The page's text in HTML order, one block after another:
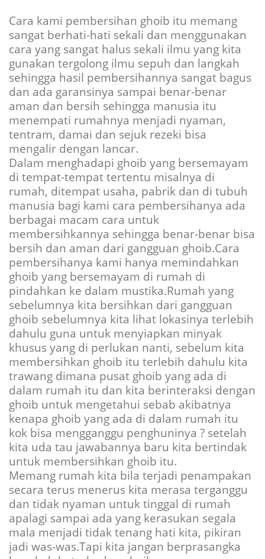
Cara kami pembersihan ghoib itu memang
sangat berhati-hati sekali dan menggunakan
cara yang sangat halus sekali ilmu yang kita
gunakan tergolong ilmu sepuh dan langkah
sehingga hasil pembersihannya sangat bagus
dan ada garansinya sampai benar-benar
aman dan bersih sehingga manusia itu
menempati rumahnya menjadi nyaman,
tentram, damai dan sejuk rezeki bisa
mengalir dengan lancar.
Dalam menghadapi ghoib yang bersemayam
di tempat-tempat tertentu misalnya di
rumah, ditempat usaha, pabrik dan di tubuh
manusia bagi kami cara pembersihanya ada
berbagai macam cara untuk
membersihkannya sehingga benar-benar bisa
bersih dan aman dari gangguan ghoib.Cara
pembersihanya kami hanya memindahkan
ghoib yang bersemayam di rumah di
pindahkan ke dalam mustika.Rumah yang
sebelumnya kita bersihkan dari gangguan
ghoib sebelumnya kita lihat lokasinya terlebih
dahulu guna untuk menyiapkan minyak
khusus yang di perlukan nanti, sebelum kita
membersihkan ghoib itu terlebih dahulu kita
trawang dimana pusat ghoib yang ada di
dalam rumah itu dan kita berinteraksi dengan
ghoib untuk mengetahui sebab akibatnya
kenapa ghoib yang ada di dalam rumah itu
kok bisa mengganggu penghuninya ? setelah
kita uda tau jawabannya baru kita bertindak
untuk membersihkan ghoib itu.
Memang rumah kita bila terjadi penampakan
secara terus menerus kita merasa terganggu
dan tidak nyaman untuk tinggal di rumah
apalagi sampai ada yang kerasukan segala
mala menjadi tidak tenang hati kita, pikiran
jadi was-was.Tapi kita jangan berprasangka